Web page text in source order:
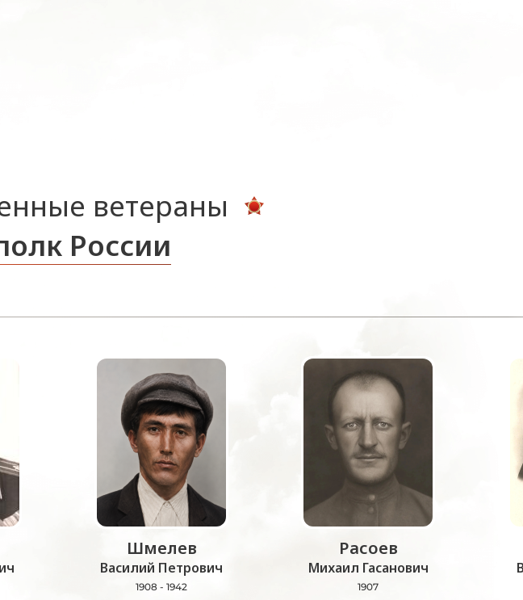
ветераны
России
Шмелев
Василий Петрович
1908 - 1942
Расоев
Михаил Гасанович
1907